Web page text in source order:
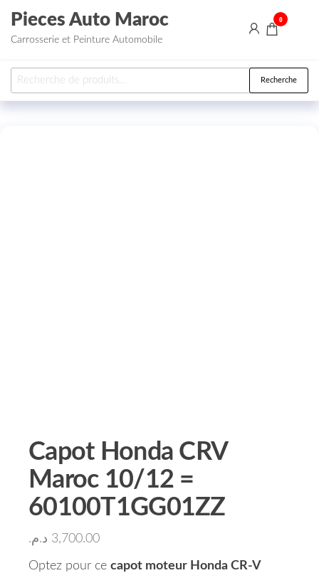
Aller au contenu
Pieces Auto Maroc
Carrosserie et Peinture Automobile
0
Recherche pour : Recherche
Capot Honda CRV
Maroc 10/12 =
60100T1GG01ZZ
3,700.00 د.م.
Optez pour ce capot moteur Honda CR-V